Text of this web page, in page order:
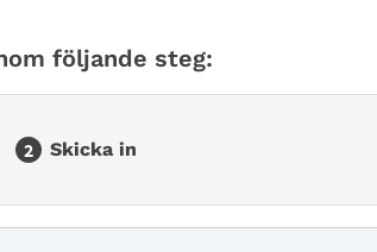
följande steg:
Skicka in